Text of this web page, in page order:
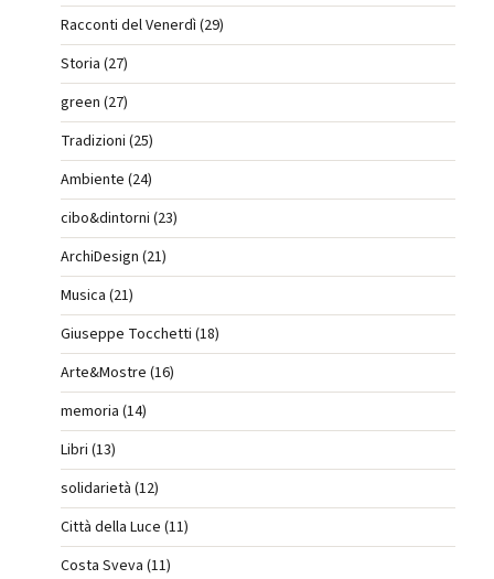
Racconti del Venerdì (29)
Storia (27)
green (27)
Tradizioni (25)
Ambiente (24)
cibo&dintorni (23)
ArchiDesign (21)
Musica (21)
Giuseppe Tocchetti (18)
Arte&Mostre (16)
memoria (14)
Libri (13)
solidarietà (12)
Città della Luce (11)
Costa Sveva (11)